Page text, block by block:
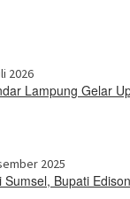
2026
Lampung Gelar
2025
Sumsel, Bupati